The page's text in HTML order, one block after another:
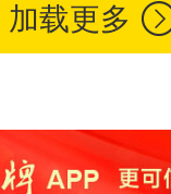
加载更多